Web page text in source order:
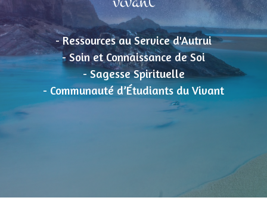
- Ressources au Service d'Autrui
- Soin et Connaissance de Soi
- Sagesse Spirituelle
- Communauté d’Étudiants du Vivant